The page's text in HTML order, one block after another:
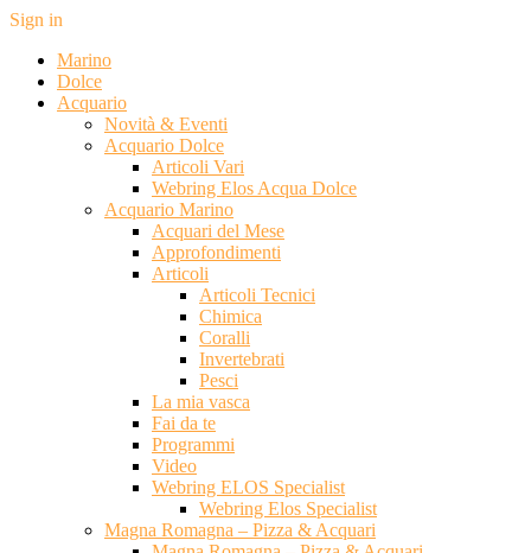
Sign in
Marino
Dolce
Acquario
Novità & Eventi
Acquario Dolce
Articoli Vari
Webring Elos Acqua Dolce
Acquario Marino
Acquari del Mese
Approfondimenti
Articoli
Articoli Tecnici
Chimica
Coralli
Invertebrati
Pesci
La mia vasca
Fai da te
Programmi
Video
Webring ELOS Specialist
Webring Elos Specialist
Magna Romagna – Pizza & Acquari